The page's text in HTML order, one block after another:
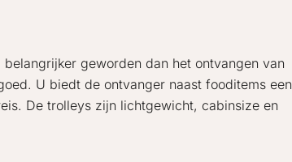
geworden dan het ontvangen van
U biedt de ontvanger naast fooditems een
De trolleys zijn lichtgewicht, cabinsize en